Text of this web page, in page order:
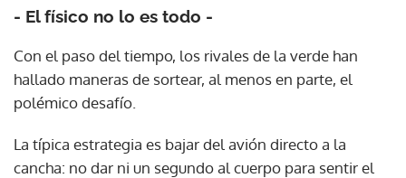
- El físico no lo es todo -
Con el paso del tiempo, los rivales de la verde han
hallado maneras de sortear, al menos en parte, el
polémico desafío.
La típica estrategia es bajar del avión directo a la
cancha: no dar ni un segundo al cuerpo para sentir el